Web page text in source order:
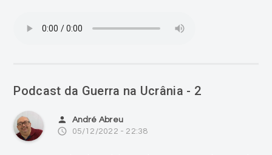
Podcast da Guerra na Ucrânia - 2
person André Abreu
access_time 05/12/2022 - 22:38